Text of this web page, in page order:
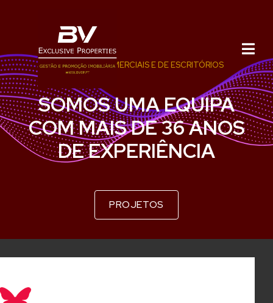
PROJECTOS COMERCIAIS E DE ESCRITÓRIOS
SOMOS UMA EQUIPA
COM MAIS DE 36 ANOS
DE EXPERIÊNCIA
PROJETOS